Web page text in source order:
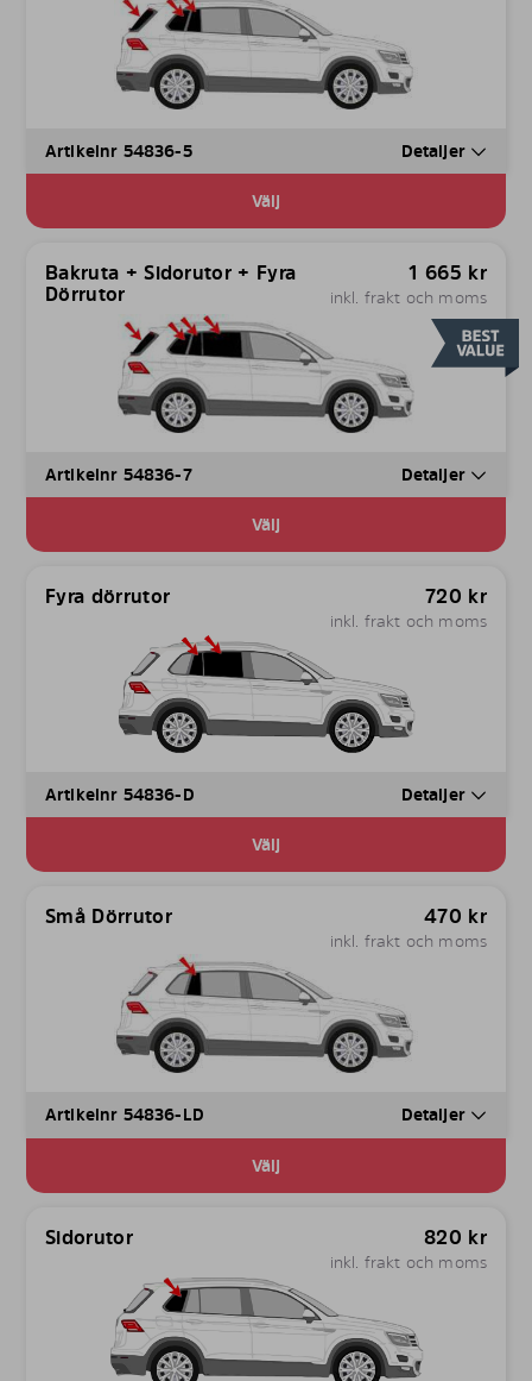
Artikelnr 54836-5 Detaljer
Välj
Bakruta + Sidorutor + Fyra
Dörrutor
1 665 kr
inkl. frakt och moms
Artikelnr 54836-7 Detaljer
Välj
Fyra dörrutor 720 kr
inkl. frakt och moms
Artikelnr 54836-D Detaljer
Välj
Små Dörrutor 470 kr
inkl. frakt och moms
Artikelnr 54836-LD Detaljer
Välj
Sidorutor 820 kr
inkl. frakt och moms